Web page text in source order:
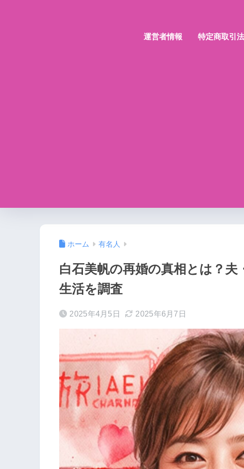
運営者情報 特定商取引
ホーム 有名人
白石美帆の再婚の真相とは？夫
生活を調査
2025年4月5日 2025年6月7日